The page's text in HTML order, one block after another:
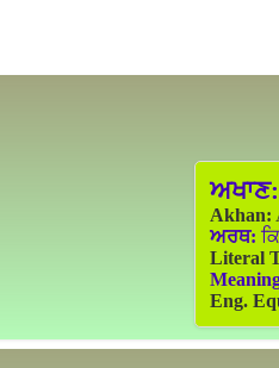
ਅਖਾਣ:
Akhan:
ਅਰਥ:
Literal
Eng.